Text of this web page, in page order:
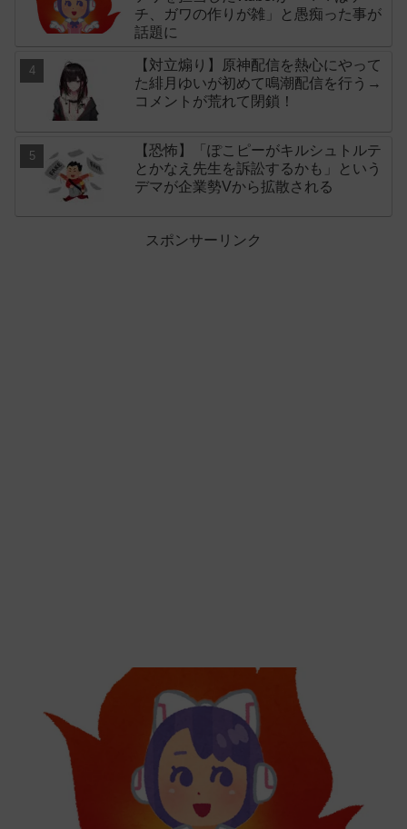
チ、ガワの作りが雑」と愚痴った事が
話題に
【対立煽り】原神配信を熱心にやって
た緋月ゆいが初めて鳴潮配信を行う→
コメントが荒れて閉鎖！
【恐怖】「ぽこピーがキルシュトルテ
とかなえ先生を訴訟するかも」という
デマが企業勢Vから拡散される
スポンサーリンク